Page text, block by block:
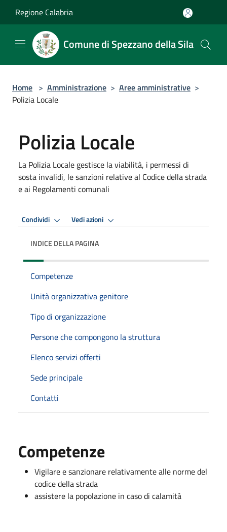
Regione Calabria
Comune di Spezzano della Sila
Home > Amministrazione > Aree amministrative >
Polizia Locale
Polizia Locale
La Polizia Locale gestisce la viabilità, i permessi di
sosta invalidi, le sanzioni relative al Codice della strada
e ai Regolamenti comunali
Condividi Vedi azioni
INDICE DELLA PAGINA
Competenze
Unità organizzativa genitore
Tipo di organizzazione
Persone che compongono la struttura
Elenco servizi offerti
Sede principale
Contatti
Competenze
Vigilare e sanzionare relativamente alle norme del
codice della strada
assistere la popolazione in caso di calamità